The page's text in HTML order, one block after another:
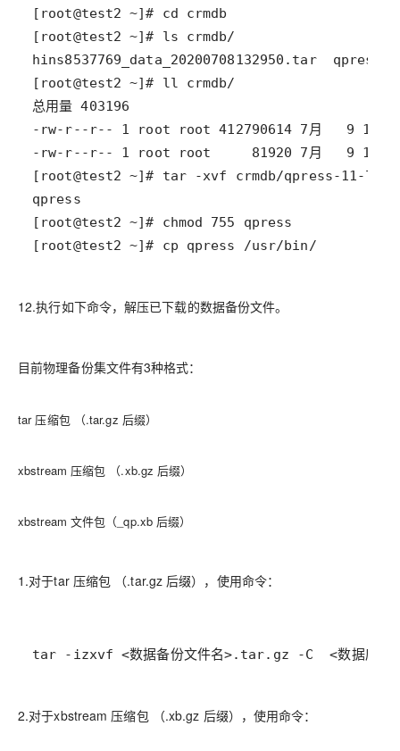
[root@test2 ~]# cp qpress /usr/bin/
12.执行如下命令，解压已下载的数据备份文件。
目前物理备份集文件有3种格式：
tar 压缩包 （.tar.gz 后缀）
xbstream 压缩包 （.xb.gz 后缀）
xbstream 文件包（_qp.xb 后缀）
1.对于tar 压缩包 （.tar.gz 后缀），使用命令：
tar -izxvf <数据备份文件名>.tar.gz -C  <数据库恢复
2.对于xbstream 压缩包 （.xb.gz 后缀），使用命令：